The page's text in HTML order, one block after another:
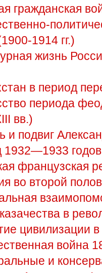
гражданская
1914 гг.)
жизнь
в период
периода
вв.)
и подвиг
1932—1933 годов
французская
во второй
в
цивилизации в
война
и